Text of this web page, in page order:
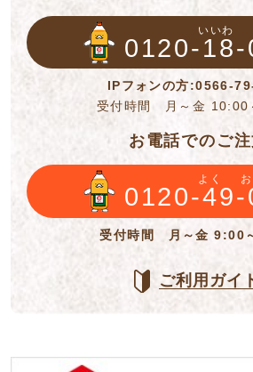
いいわ
0120-18-
IPフォンの方:0566-
受付時間 月～金 10:00
お電話でのご
よく
0120-49-
受付時間 月～金 9:00
ご利用ガイ